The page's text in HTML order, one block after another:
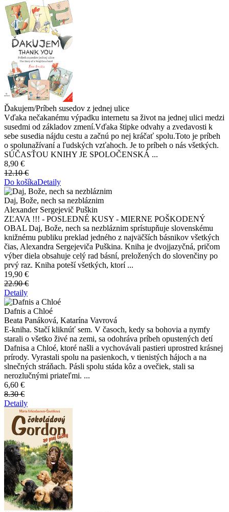
Ďakujem/Príbeh susedov z jednej ulice
Vďaka nečakanému výpadku internetu sa život na jednej ulici medzi
susedmi od základov zmení.Vďaka štipke odvahy a zvedavosti k
sebe susedia nájdu cestu a začnú po nej kráčať spolu.Toto je príbeh
o spolunažívaní a ľudských vzťahoch. Je to príbeh o nás všetkých.
SÚČASŤOU KNIHY JE SPOLOČENSKÁ ...
8,90 €
12.10 €
Do košíkaDetaily
Daj, Bože, nech sa nezbláznim
Alexander Sergejevič Puškin
ZĽAVA !!! - POSLEDNÉ KUSY - MIERNE POŠKODENÝ
OBAL Daj, Bože, nech sa nezbláznim sprístupňuje slovenskému
knižnému publiku preklad jedného z najväčších básnikov všetkých
čias, Alexandra Sergejeviča Puškina. Kniha je dvojjazyčná, pričom
výber diela obsahuje celý rad básní, preložených do slovenčiny po
prvý raz. Kniha poteší všetkých, ktorí ...
19,90 €
22.90 €
Detaily
Dafnis a Chloé
Beata Panáková, Katarína Vavrová
E-kniha. Stačí kliknúť sem. V časoch, kedy sa bohovia a nymfy
starali o všetko živé na zemi, sa odohráva príbeh opustených detí
Dafnisa a Chloé, ktoré našli a vychovávali pastieri uprostred krásnej
prírody. Vyrastali spolu na pasienkoch, v tienistých hájoch a na
slnečných stráňach. Pásli spolu stáda kôz a ovečiek, stali sa
nerozlučnými priateľmi. ...
6,60 €
8.30 €
Detaily